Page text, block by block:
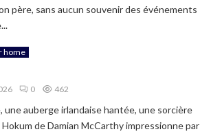
père, sans aucun souvenir des événements
home
0 462
une auberge irlandaise hantée, une sorcière
de Damian McCarthy impressionne par